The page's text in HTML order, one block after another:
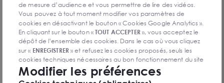
CESSION DE BAIL QUARTIER LOUIS ROGUET
EMPLACEMENT D'ANGLE
ORLEANS 45000
209 m²
Dès 75 € /m²/an HT HC
Dès 90 000 € HD
de mesure d’audience et vous permettre de lire des vidéos.
Vous pouvez à tout moment modifier vos paramètres de
cookies en désactivant le bouton « Cookies Google Analytics ».
En cliquant sur le bouton «TOUT ACCEPTER», vous acceptez le
dépôt de l’ensemble des cookies. Dans le cas où vous cliquez
sur « ENREGISTRER» et refusez les cookies proposés, seuls les
cookies techniques nécessaires au bon fonctionnement du site
seront déposés. Pour plus d’informations, vous pouvez consulter
la page«Protection des données à caractère
Modifier les préférences